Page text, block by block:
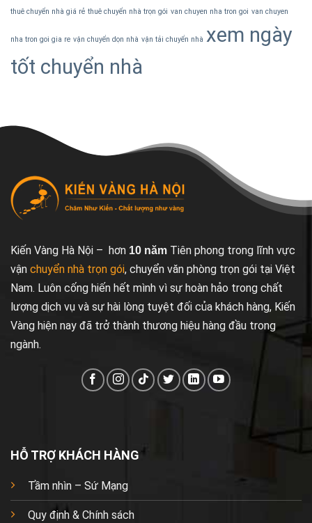
thuê chuyển nhà giá rẻ thuê chuyển nhà trọn gói van chuyen nha tron goi van chuyen
nha tron goi gia re vận chuyển dọn nhà vận tải chuyển nhà xem ngày
tốt chuyển nhà
Kiến Vàng Hà Nội – hơn 10 năm Tiên phong trong lĩnh vực
vận chuyển nhà trọn gói, chuyển văn phòng trọn gói tại Việt
Nam. Luôn cống hiến hết mình vì sự hoàn hảo trong chất
lượng dịch vụ và sự hài lòng tuyệt đối của khách hàng, Kiến
Vàng hiện nay đã trở thành thương hiệu hàng đầu trong
ngành.
HỖ TRỢ KHÁCH HÀNG
Tầm nhìn – Sứ Mạng
Quy định & Chính sách